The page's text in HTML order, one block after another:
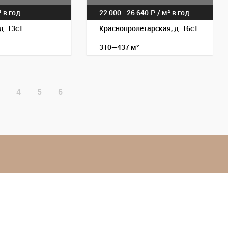
в год
13с1
22 000—26 640 a / м² в год
Краснопролетарская, д. 16с1
310—437 м²
4 5 6